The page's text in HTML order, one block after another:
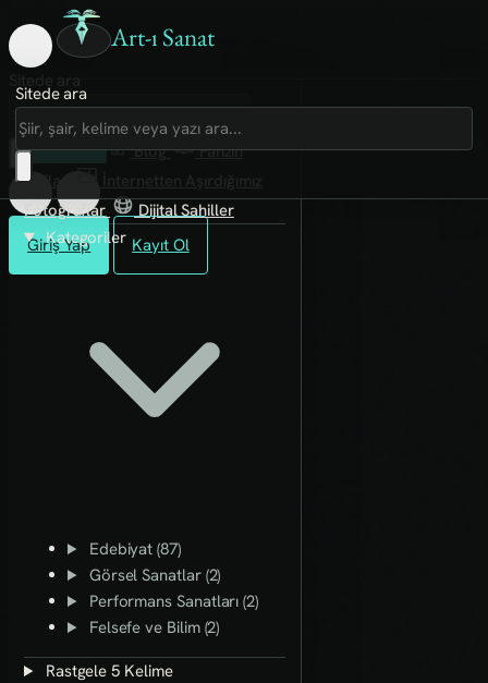
Art-ı Sanat
Giriş Yap Kayıt Ol
Sitede ara
Art-ı Sosyal
İmece
Kütüphane
Blog
Fanzin
Rafları
Fotoğraflar
Dijital Sahiller
Kategoriler
Edebiyat (87)
Görsel Sanatlar (2)
Performans Sanatları (2)
Felsefe ve Bilim (2)
Rastgele 5 Kelime